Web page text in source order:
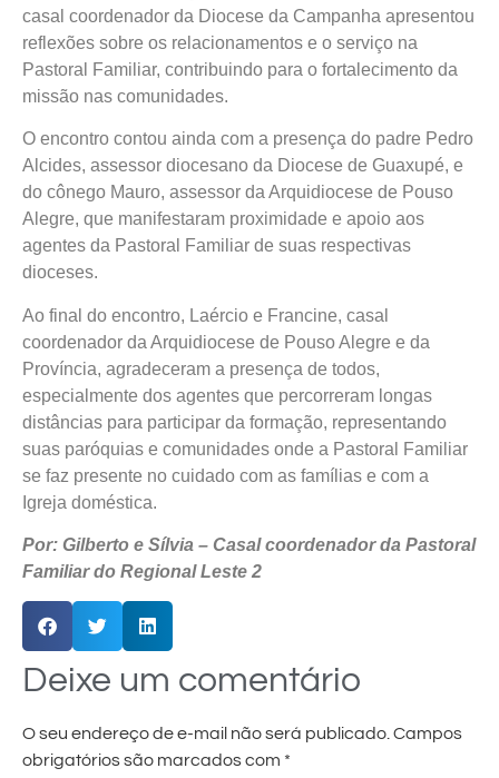
casal coordenador da Diocese da Campanha apresentou
reflexões sobre os relacionamentos e o serviço na
Pastoral Familiar, contribuindo para o fortalecimento da
missão nas comunidades.
O encontro contou ainda com a presença do padre Pedro
Alcides, assessor diocesano da Diocese de Guaxupé, e
do cônego Mauro, assessor da Arquidiocese de Pouso
Alegre, que manifestaram proximidade e apoio aos
agentes da Pastoral Familiar de suas respectivas
dioceses.
Ao final do encontro, Laércio e Francine, casal
coordenador da Arquidiocese de Pouso Alegre e da
Província, agradeceram a presença de todos,
especialmente dos agentes que percorreram longas
distâncias para participar da formação, representando
suas paróquias e comunidades onde a Pastoral Familiar
se faz presente no cuidado com as famílias e com a
Igreja doméstica.
Por: Gilberto e Sílvia – Casal coordenador da Pastoral
Familiar do Regional Leste 2
Deixe um comentário
O seu endereço de e-mail não será publicado.Campos
obrigatórios são marcados com *